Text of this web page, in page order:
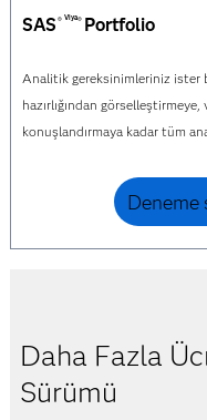
SAS ® Viya® Portfolio
Analitik gereksinimleriniz ister
hazırlığından
konuşlandırmaya kadar tüm
Deneme
Daha Fazla
Sürümü